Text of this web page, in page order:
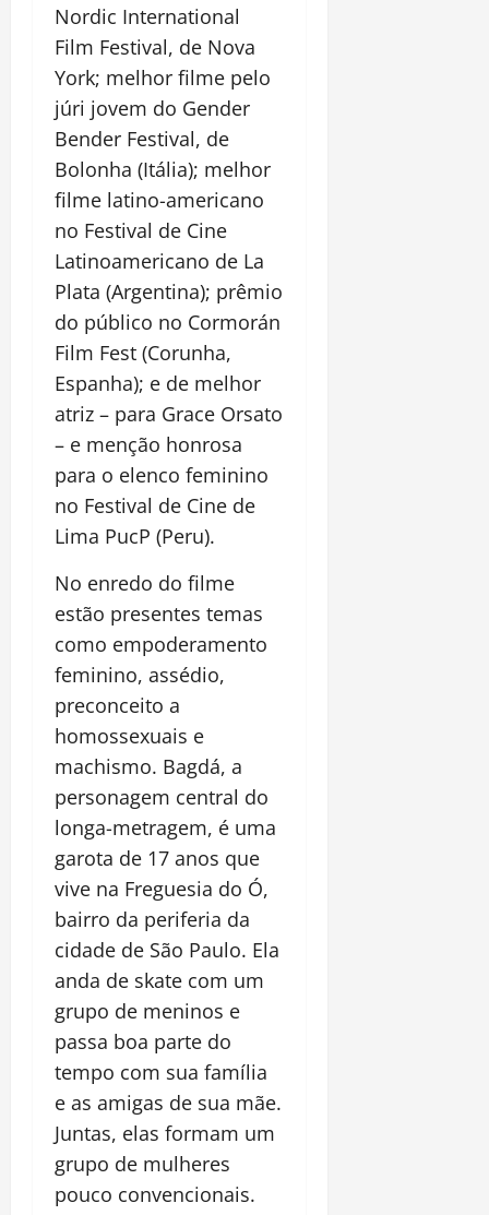
Nordic International
Film Festival, de Nova
York; melhor filme pelo
júri jovem do Gender
Bender Festival, de
Bolonha (Itália); melhor
filme latino-americano
no Festival de Cine
Latinoamericano de La
Plata (Argentina); prêmio
do público no Cormorán
Film Fest (Corunha,
Espanha); e de melhor
atriz – para Grace Orsato
– e menção honrosa
para o elenco feminino
no Festival de Cine de
Lima PucP (Peru).
No enredo do filme
estão presentes temas
como empoderamento
feminino, assédio,
preconceito a
homossexuais e
machismo. Bagdá, a
personagem central do
longa-metragem, é uma
garota de 17 anos que
vive na Freguesia do Ó,
bairro da periferia da
cidade de São Paulo. Ela
anda de skate com um
grupo de meninos e
passa boa parte do
tempo com sua família
e as amigas de sua mãe.
Juntas, elas formam um
grupo de mulheres
pouco convencionais.